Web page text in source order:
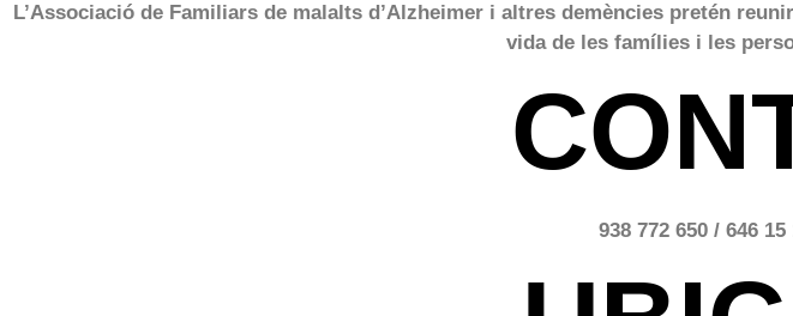
L’Associació de Familiars de malalts d’Alzheimer i altres demències pretén
vida de les famílies i les
938 772 650 / 646